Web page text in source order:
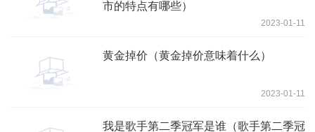
市的特点有哪些）
2023-01-11
黄金掉价（黄金掉价意味着什么）
2023-01-11
我是歌手第二季冠军是谁（歌手第二季冠